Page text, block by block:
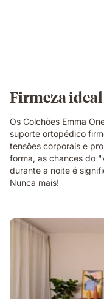
Firmeza ideal
Os Colchões Emma
suporte ortopédico
tensões corporais e
forma, as chances do
durante a noite é
Nunca mais!